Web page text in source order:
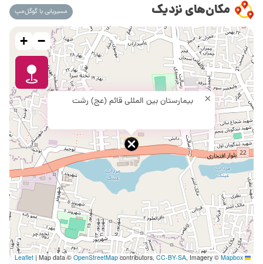
مکان‌های نزدیک مسیریابی با گوگل‌مپ
بیمارستان بین المللی قائم (عج) رشت ×
+ −
Leaflet
| Map data © OpenStreetMapcontributors, CC-BY-SA, Imagery ©Mapbox